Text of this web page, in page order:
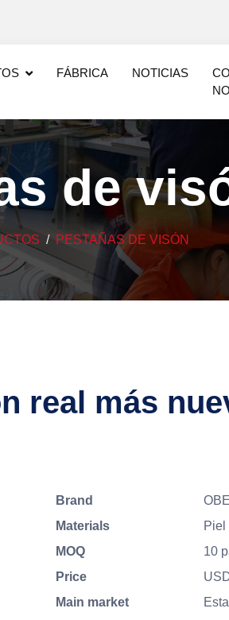
FÁBRICA NOTICIAS
de
PESTAÑAS DE VISÓN
real más
Brand
Materials
Piel
MOQ
10
Price
Main market